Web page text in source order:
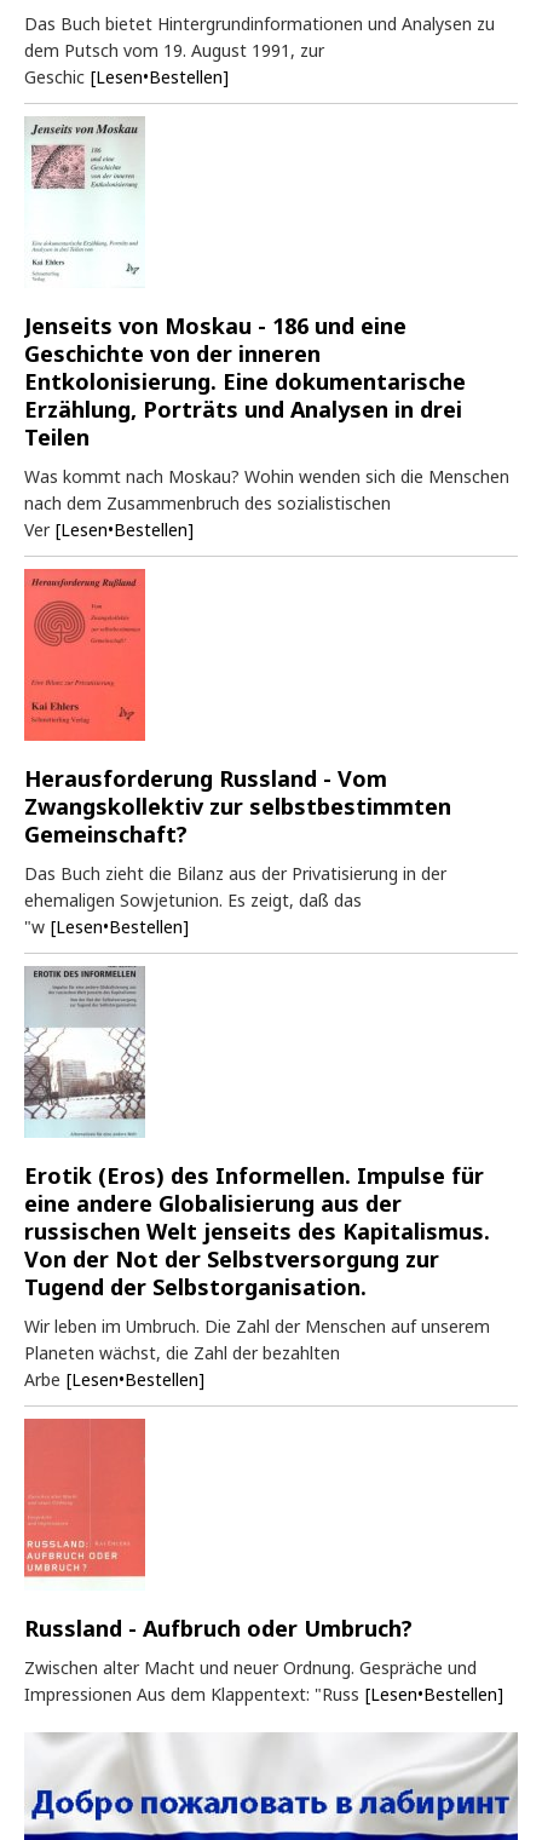
Das Buch bietet Hintergrundinformationen und Analysen zu
dem Putsch vom 19. August 1991, zur
Geschic [Lesen•Bestellen]
Jenseits von Moskau - 186 und eine
Geschichte von der inneren
Entkolonisierung. Eine dokumentarische
Erzählung, Porträts und Analysen in drei
Teilen
Was kommt nach Moskau? Wohin wenden sich die Menschen
nach dem Zusammenbruch des sozialistischen
Ver [Lesen•Bestellen]
Herausforderung Russland - Vom
Zwangskollektiv zur selbstbestimmten
Gemeinschaft?
Das Buch zieht die Bilanz aus der Privatisierung in der
ehemaligen Sowjetunion. Es zeigt, daß das
"w [Lesen•Bestellen]
Erotik (Eros) des Informellen. Impulse für
eine andere Globalisierung aus der
russischen Welt jenseits des Kapitalismus.
Von der Not der Selbstversorgung zur
Tugend der Selbstorganisation.
Wir leben im Umbruch. Die Zahl der Menschen auf unserem
Planeten wächst, die Zahl der bezahlten
Arbe [Lesen•Bestellen]
Russland - Aufbruch oder Umbruch?
Zwischen alter Macht und neuer Ordnung. Gespräche und
Impressionen Aus dem Klappentext: "Russ [Lesen•Bestellen]